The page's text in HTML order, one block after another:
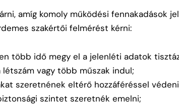
amíg komoly működési fennakadások
szakértői felmérést kérni:
több idő megy el a jelenléti adatok
létszám vagy több műszak indul;
szeretnének eltérő hozzáféréssel
szintet szeretnék emelni;